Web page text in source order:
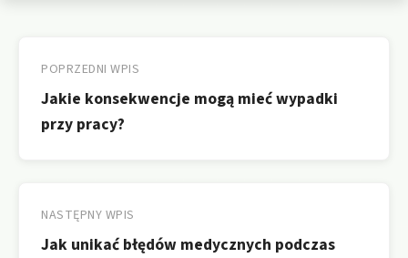
wpisu
POPRZEDNI WPIS
Jakie konsekwencje mogą mieć wypadki
przy pracy?
NASTĘPNY WPIS
Jak unikać błędów medycznych podczas